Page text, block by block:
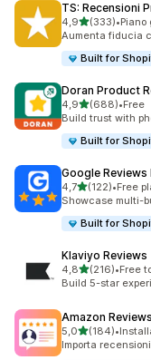
TS: Recensioni
4,9stelle su 5
(333)
333 recensioni
•
Aumenta fiducia
Built for
Doran Product
4,9stelle su 5
(688)
688 recensioni
•Free
Build trust with
Built for
Google
4,7stelle su 5
(122)
122 recensioni
•Free
Showcase multi-
Built for
Klaviyo Reviews
4,8stelle su 5
(216)
216 recensioni
•Free
Build 5-star
Amazon
5,0stelle su 5
(184)
184 recensioni
•
Importa